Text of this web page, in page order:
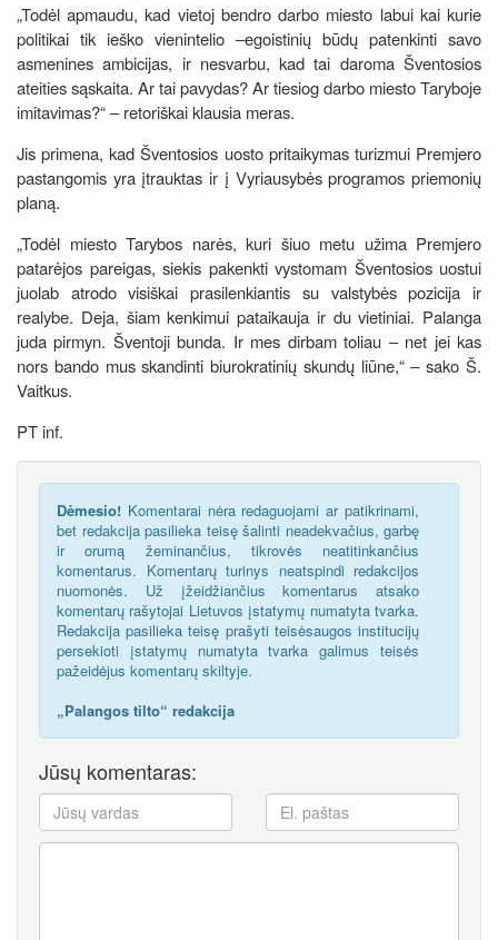
„Todėl apmaudu, kad vietoj bendro darbo miesto labui kai kurie
politikai tik ieško vienintelio –egoistinių būdų patenkinti savo
asmenines ambicijas, ir nesvarbu, kad tai daroma Šventosios
ateities sąskaita. Ar tai pavydas? Ar tiesiog darbo miesto Taryboje
imitavimas?“ – retoriškai klausia meras.
Jis primena, kad Šventosios uosto pritaikymas turizmui Premjero
pastangomis yra įtrauktas ir į Vyriausybės programos priemonių
planą.
„Todėl miesto Tarybos narės, kuri šiuo metu užima Premjero
patarėjos pareigas, siekis pakenkti vystomam Šventosios uostui
juolab atrodo visiškai prasilenkiantis su valstybės pozicija ir
realybe. Deja, šiam kenkimui pataikauja ir du vietiniai. Palanga
juda pirmyn. Šventoji bunda. Ir mes dirbam toliau – net jei kas
nors bando mus skandinti biurokratinių skundų liūne,“ – sako Š.
Vaitkus.
PT inf.
Dėmesio! Komentarai nėra redaguojami ar patikrinami,
bet redakcija pasilieka teisę šalinti neadekvačius, garbę
ir orumą žeminančius, tikrovės neatitinkančius
komentarus. Komentarų turinys neatspindi redakcijos
nuomonės. Už įžeidžiančius komentarus atsako
komentarų rašytojai Lietuvos įstatymų numatyta tvarka.
Redakcija pasilieka teisę prašyti teisėsaugos institucijų
persekioti įstatymų numatyta tvarka galimus teisės
pažeidėjus komentarų skiltyje.
„Palangos tilto“ redakcija
Jūsų komentaras: